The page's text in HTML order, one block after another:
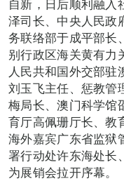
自新，日后顺利融入
泽司长、中央人民政
务联络部于成平部长
别行政区海关黄有力
人民共和国外交部驻
刘玉飞主任、惩教管
梅局长、澳门科学馆
育厅高佩珊厅长、教
海外嘉宾广东省监狱
署行动处许东海处长
为展销会拉开序幕。